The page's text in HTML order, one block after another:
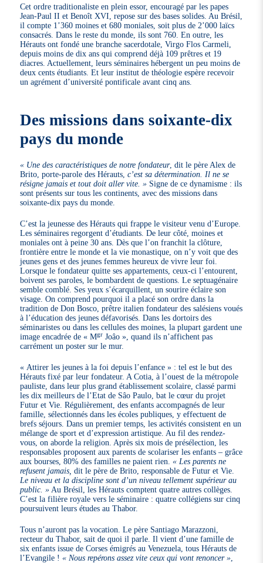
Cet ordre traditionaliste en plein essor, encouragé par les papes
Jean-Paul II et Benoît XVI, repose sur des bases solides. Au Brésil,
il compte 1’360 moines et 680 moniales, soit plus de 2’000 laïcs
consacrés. Dans le reste du monde, ils sont 760. En outre, les
Hérauts ont fondé une branche sacerdotale, Virgo Flos Carmeli,
depuis moins de dix ans qui comprend déjà 109 prêtres et 19
diacres. Actuellement, leurs séminaires hébergent un peu moins de
deux cents étudiants. Et leur institut de théologie espère recevoir
un agrément d’université pontificale avant cinq ans.
Des missions dans soixante-dix
pays du monde
« Une des caractéristiques de notre fondateur, dit le père Alex de
Brito, porte-parole des Hérauts,c’est sa détermination. Il ne se
résigne jamais et tout doit aller vite. » Signe de ce dynamisme : ils
sont présents sur tous les continents, avec des missions dans
soixante-dix pays du monde.
C’est la jeunesse des Hérauts qui frappe le visiteur venu d’Europe.
Les séminaires regorgent d’étudiants. De leur côté, moines et
moniales ont à peine 30 ans. Dès que l’on franchit la clôture,
frontière entre le monde et la vie monastique, on n’y voit que des
jeunes gens et des jeunes femmes heureux de vivre leur foi.
Lorsque le fondateur quitte ses appartements, ceux-ci l’entourent,
boivent ses paroles, le bombardent de questions. Le septuagénaire
semble comblé. Ses yeux s’écarquillent, un sourire éclaire son
visage. On comprend pourquoi il a placé son ordre dans la
tradition de Don Bosco, prêtre italien fondateur des salésiens voués
à l’éducation des jeunes défavorisés. Dans les dortoirs des
séminaristes ou dans les cellules des moines, la plupart gardent une
image encadrée de « Mgr Joâo », quand ils n’affichent pas
carrément un poster sur le mur.
« Attirer les jeunes à la foi depuis l’enfance » : tel est le but des
Hérauts fixé par leur fondateur. A Cotia, à l’ouest de la métropole
pauliste, dans leur plus grand établissement scolaire, classé parmi
les dix meilleurs de l’Etat de Sâo Paulo, bat le cœur du projet
Futur et Vie. Régulièrement, des enfants accompagnés de leur
famille, sélectionnés dans les écoles publiques, y effectuent de
brefs séjours. Dans un premier temps, les activités consistent en un
mélange de sport et d’expression artistique. Au fil des rendez-
vous, on aborde la religion. Après six mois de présélection, les
responsables proposent aux parents de scolariser les enfants – grâce
aux bourses, 80% des familles ne paient rien.« Les parents ne
refusent jamais, dit le père de Brito, responsable de Futur et Vie.
Le niveau et la discipline sont d’un niveau tellement supérieur au
public. »Au Brésil, les Hérauts comptent quatre autres collèges.
C’est la filière royale vers le séminaire : quatre collégiens sur cinq
poursuivent leurs études au Thabor.
Tous n’auront pas la vocation. Le père Santiago Marazzoni,
recteur du Thabor, sait de quoi il parle. Il vient d’une famille de
six enfants issue de Corses émigrés au Venezuela, tous Hérauts de
l’Evangile !« Nous repérons assez vite ceux qui vont renoncer »,